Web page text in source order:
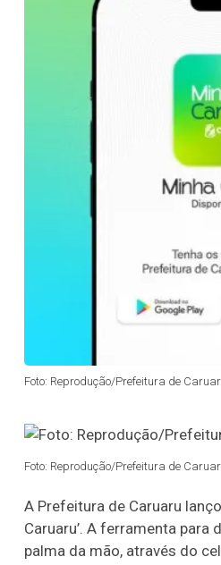
Foto: Reprodução/Prefeitura de
Foto: Reprodução/Prefeitura de
A Prefeitura de Caruaru
Caruaru’. A ferramenta
palma da mão, através do